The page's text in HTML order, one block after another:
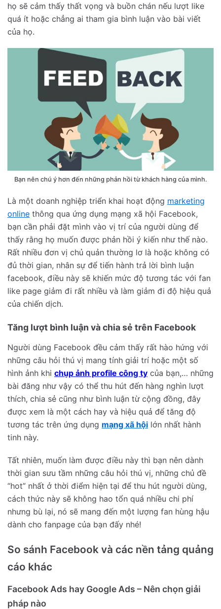
họ sẽ cảm thấy thất vọng và buồn chán nếu lượt like
quá ít hoặc chẳng ai tham gia bình luận vào bài viết
của họ.
Bạn nên chú ý hơn đến những phản hồi từ khách hàng của mình.
Là một doanh nghiệp triển khai hoạt động marketing
online thông qua ứng dụng mạng xã hội Facebook,
bạn cần phải đặt mình vào vị trí của người dùng để
thấy rằng họ muốn được phản hồi ý kiến như thế nào.
Rất nhiều đơn vị chủ quản thường lơ là hoặc không có
đủ thời gian, nhân sự để tiến hành trả lời bình luận
facebook, điều này sẽ khiến mức độ tương tác với fan
like page giảm đi rất nhiều và làm giảm đi độ hiệu quả
của chiến dịch.
Tăng lượt bình luận và chia sẻ trên Facebook
Người dùng Facebook đều cảm thấy rất hào hứng với
những câu hỏi thú vị mang tính giải trí hoặc một số
hình ảnh khi chụp ảnh profile công ty của bạn,… những
bài đăng như vậy có thể thu hút đến hàng nghìn lượt
thích, chia sẻ cũng như bình luận từ cộng đồng, đây
được xem là một cách hay và hiệu quả để tăng độ
tương tác trên ứng dụng mạng xã hội lớn nhất hành
tinh này.
Tất nhiên, muốn làm được điều này thì bạn nên dành
thời gian sưu tầm những câu hỏi thú vị, những chủ đề
“hot” nhất ở thời điểm hiện tại để thu hút người dùng,
cách thức này sẽ không hao tổn quá nhiều chi phí
nhưng bù lại, nó sẽ mang đến một lượng fan hùng hậu
dành cho fanpage của bạn đấy nhé!
So sánh Facebook và các nền tảng quảng
cáo khác
Facebook Ads hay Google Ads – Nên chọn giải
pháp nào